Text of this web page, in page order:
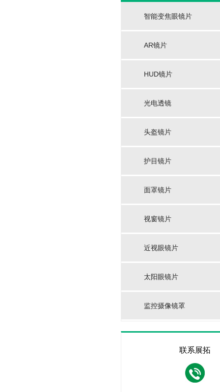
智能变焦眼镜片
AR镜片
HUD镜片
光电透镜
头盔镜片
护目镜片
面罩镜片
视窗镜片
近视眼镜片
太阳眼镜片
监控摄像镜罩
联系展拓